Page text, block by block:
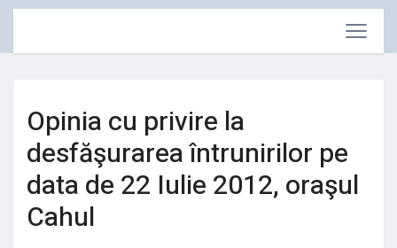
Opinia cu privire la
desfăşurarea întrunirilor pe
data de 22 Iulie 2012, oraşul
Cahul